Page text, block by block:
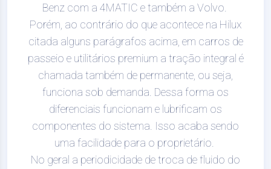
Benz com a 4MATIC e também a Volvo.
Porém, ao contrário do que acontece na Hilux
citada alguns parágrafos acima, em carros de
passeio e utilitários premium a tração integral é
chamada também de permanente, ou seja,
funciona sob demanda. Dessa forma os
diferenciais funcionam e lubrificam os
componentes do sistema. Isso acaba sendo
uma facilidade para o proprietário.
No geral a periodicidade de troca de fluido do